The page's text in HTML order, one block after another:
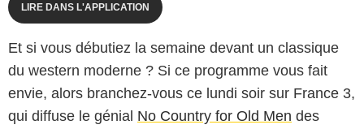
LIRE DANS L'APPLICATION
Et si vous débutiez la semaine devant un classique
du western moderne ? Si ce programme vous fait
envie, alors branchez-vous ce lundi soir sur France 3,
qui diffuse le génial No Country for Old Men des